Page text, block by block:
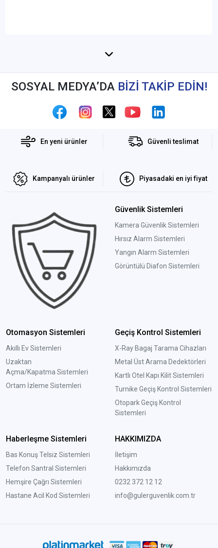
SOSYAL MEDYA’DA BİZİ TAKİP EDİN!
En yeni ürünler Güvenli teslimat
Kampanyalı ürünler Piyasadaki en iyi fiyat
Güvenlik Sistemleri
Kamera Güvenlik Sistemleri
Hırsız Alarm Sistemleri
Yangın Alarm Sistemleri
Görüntülü Diafon Sistemleri
Otomasyon Sistemleri
Akıllı Ev Sistemleri
Uzaktan
Açma/Kapatma Sistemleri
Ortam İzleme Sistemleri
Geçiş Kontrol Sistemleri
X-Ray Bagaj Tarama Cihazları
Metal Üst Arama Dedektörleri
Kartlı Otel Kapı Kilit Sistemleri
Turnike Geçiş Kontrol Sistemleri
Otopark Geçiş Kontrol
Sistemleri
Haberleşme Sistemleri
Bas Konuş Telsiz Sistemleri
Telefon Santral Sistemleri
Hemşire Çağrı Sistemleri
Hastane Acil Kod Sistemleri
HAKKIMIZDA
İletişim
Hakkımızda
0232 372 12 12
info@gulerguvenlik.com.tr